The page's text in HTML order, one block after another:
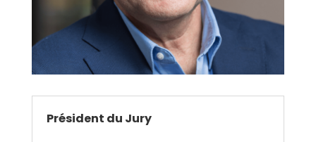
Président du Jury